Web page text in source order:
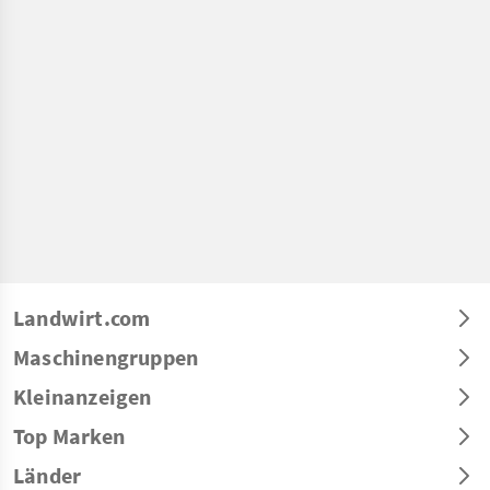
Landwirt.com
Maschinengruppen
Kleinanzeigen
Top Marken
Länder